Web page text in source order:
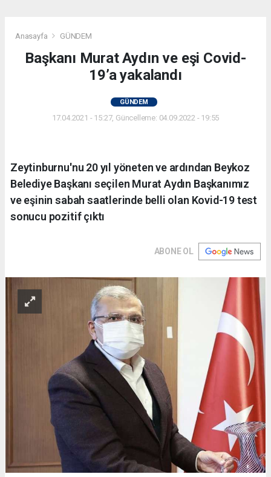
Anasayfa GÜNDEM
Başkanı Murat Aydın ve eşi Covid-
19’a yakalandı
GÜNDEM
17.04.2021 - 15:27, Güncelleme: 04.09.2022 - 19:55
Zeytinburnu'nu 20 yıl yöneten ve ardından Beykoz
Belediye Başkanı seçilen Murat Aydın Başkanımız
ve eşinin sabah saatlerinde belli olan Kovid-19 test
sonucu pozitif çıktı
ABONE OL